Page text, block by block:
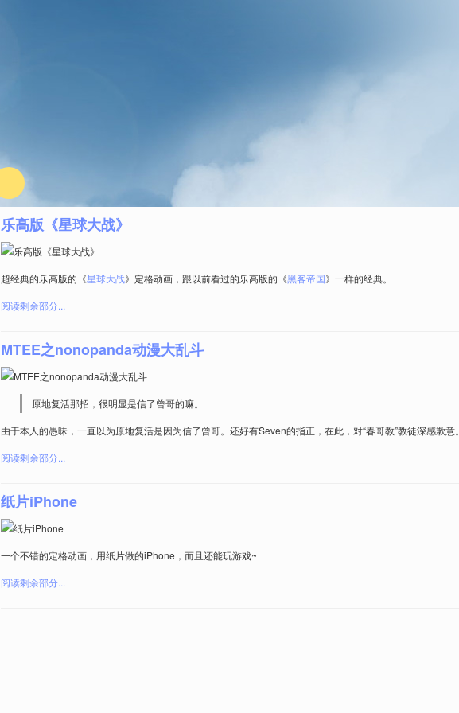
乐高版《星球大战》
超经典的乐高版的《星球大战》定格动画，跟以前看过的乐高版的《黑客帝国》一样的经典。
阅读剩余部分...
MTEE之nonopanda动漫大乱斗
原地复活那招，很明显是信了曾哥的嘛。
由于本人的愚昧，一直以为原地复活是因为信了曾哥。还好有Seven的指正，在此，对“春哥教”教徒深感歉意。
阅读剩余部分...
纸片iPhone
一个不错的定格动画，用纸片做的iPhone，而且还能玩游戏~
阅读剩余部分...